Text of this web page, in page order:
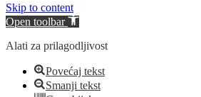
Skip to content
Open toolbar
Alati za prilagodljivost
Povećaj tekst
Smanji tekst